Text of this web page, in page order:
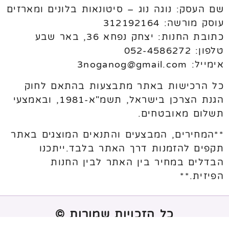
שם העסק: נוגה נוג – סיטונאות בלונים ומארזים
עוסק מורשה: 312192164
כתובת החנות: יצחק נפחא 36, באר שבע
טלפון: 052-4586272
אימייל: 3noganog@gmail.com
כל הרכישות באתר מתבצעות בהתאם לחוק
הגנת הצרכן בישראל, תשמ"א-1981, ובאמצעי
תשלום מאובטחים.
**המחירים, המבצעים והתנאים המוצגים באתר
תקפים להזמנות דרך האתר בלבד.ייתכנו
הבדלים במחיר בין האתר לבין החנות
הפיזית.**
כל הזכויות שמורות ©